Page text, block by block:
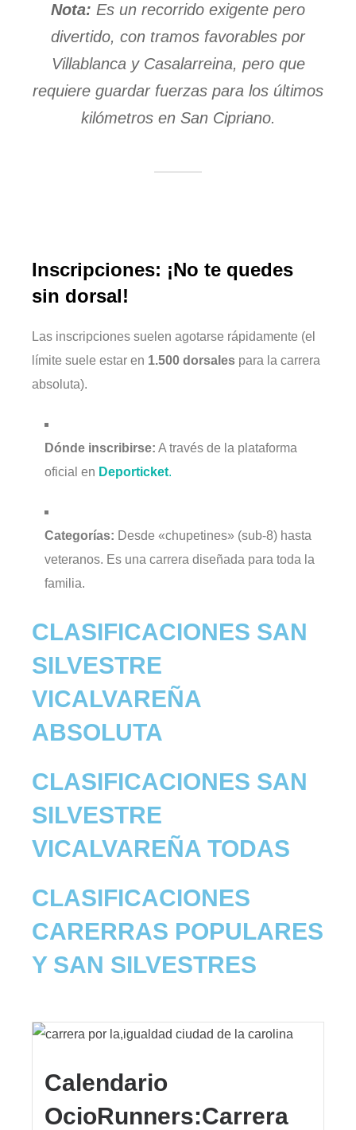
Nota: Es un recorrido exigente pero
divertido, con tramos favorables por
Villablanca y Casalarreina, pero que
requiere guardar fuerzas para los últimos
kilómetros en San Cipriano.
Inscripciones: ¡No te quedes
sin dorsal!
Las inscripciones suelen agotarse rápidamente (el
límite suele estar en 1.500 dorsales para la carrera
absoluta).
Dónde inscribirse: A través de la plataforma
oficial en Deporticket.
Categorías: Desde «chupetines» (sub-8) hasta
veteranos. Es una carrera diseñada para toda la
familia.
CLASIFICACIONES SAN
SILVESTRE
VICALVAREÑA
ABSOLUTA
CLASIFICACIONES SAN
SILVESTRE
VICALVAREÑA TODAS
CLASIFICACIONES
CARERRAS POPULARES
Y SAN SILVESTRES
Calendario
OcioRunners:Carrera